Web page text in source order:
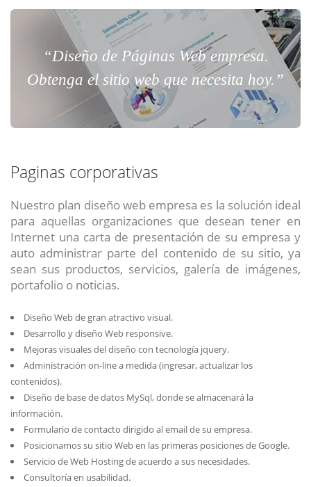
“Diseño de Páginas Web empresa.
Obtenga el sitio web que necesita hoy.”
Paginas corporativas
Nuestro plan diseño web empresa es la solución ideal
para aquellas organizaciones que desean tener en
Internet una carta de presentación de su empresa y
auto administrar parte del contenido de su sitio, ya
sean sus productos, servicios, galería de imágenes,
portafolio o noticias.
Diseño Web de gran atractivo visual.
Desarrollo y diseño Web responsive.
Mejoras visuales del diseño con tecnología jquery.
Administración on-line a medida (ingresar, actualizar los
contenidos).
Diseño de base de datos MySql, donde se almacenará la
información.
Formulario de contacto dirigido al email de su empresa.
Posicionamos su sitio Web en las primeras posiciones de Google.
Servicio de Web Hosting de acuerdo a sus necesidades.
Consultoría en usabilidad.